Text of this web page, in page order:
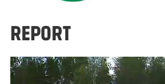
REPORT